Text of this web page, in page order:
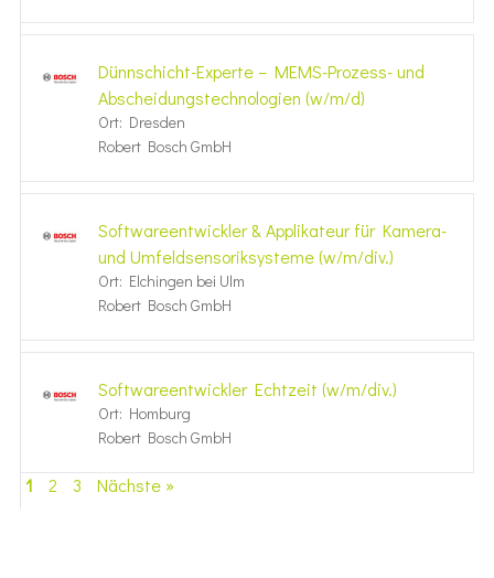
Dünnschicht-Experte – MEMS-Prozess- und
Abscheidungstechnologien (w/m/d)
Ort: Dresden
Robert Bosch GmbH
Softwareentwickler & Applikateur für Kamera-
und Umfeldsensoriksysteme (w/m/div.)
Ort: Elchingen bei Ulm
Robert Bosch GmbH
Softwareentwickler Echtzeit (w/m/div.)
Ort: Homburg
Robert Bosch GmbH
1 2 3 Nächste »